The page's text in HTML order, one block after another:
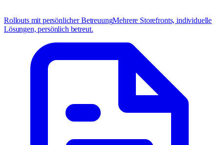
Rollouts mit persönlicher BetreuungMehrere Storefronts, individuelle
Lösungen, persönlich betreut.